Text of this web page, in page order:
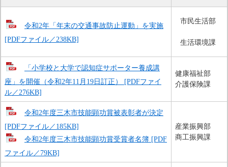
令和2年「年末の交通事故防止運動」を実施
[PDFファイル／238KB]
市民生活部
生活環境課
「小学校と大学で認知症サポーター養成講
座」を開催（令和2年11月19日訂正） [PDFファイ
ル／276KB]
健康福祉部
介護保険課
令和2年度三木市技能顕功賞被表彰者が決定
[PDFファイル／185KB]
令和2年度三木市技能顕功賞受賞者名簿 [PDF
ファイル／79KB]
産業振興部
商工振興課